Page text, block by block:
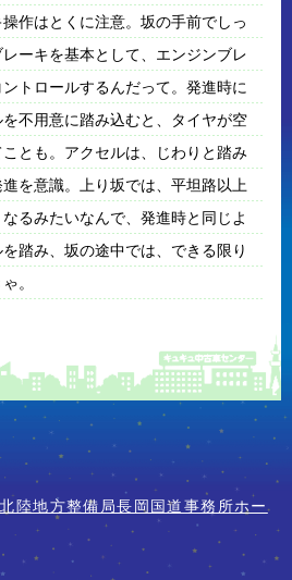
作はとくに注意。坂の手前でしっ
ーキを基本として、エンジンブレ
トロールするんだって。発進時に
不用意に踏み込むと、タイヤが空
とも。アクセルは、じわりと踏み
を意識。上り坂では、平坦路以上
るみたいなんで、発進時と同じよ
踏み、坂の途中では、できる限り
。
陸地方整備局長岡国道事務所ホー